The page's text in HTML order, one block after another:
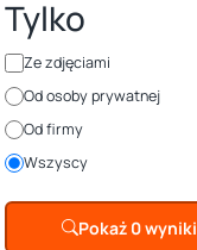
Tylko
Ze zdjęciami
Od osoby prywatnej
Od firmy
Wszyscy
Pokaż 0 wyniki